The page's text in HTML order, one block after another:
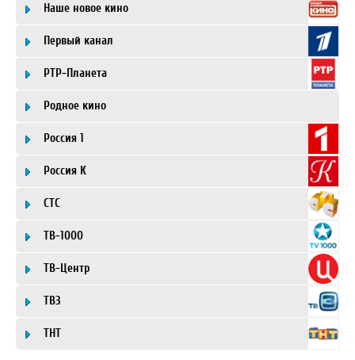
Наше новое кино
Первый канал
РТР-Планета
Родное кино
Россия 1
Россия К
СТС
ТВ-1000
ТВ-Центр
ТВ3
ТНТ